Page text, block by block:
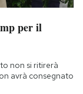
per il
non si ritirerà
avrà consegnato